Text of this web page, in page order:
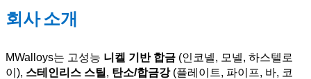
회사 소개
MWalloys는 고성능 니켈 기반 합금 (인코넬, 모넬, 하스텔로
이), 스테인리스 스틸, 탄소/합금강(플레이트, 파이프, 바, 코